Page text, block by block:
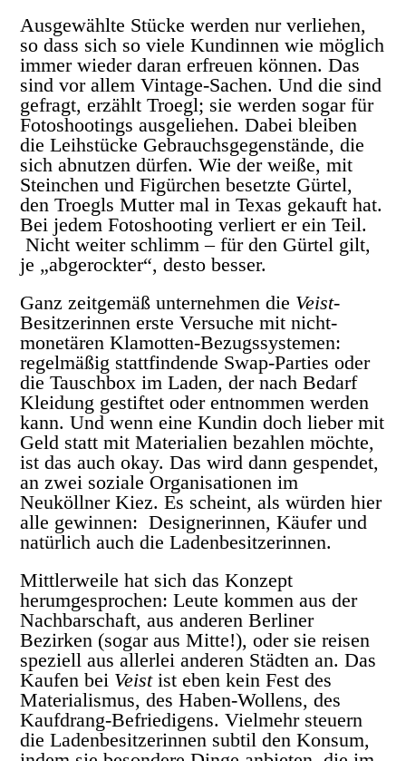
Ausgewählte Stücke werden nur verliehen,
so dass sich so viele Kundinnen wie möglich
immer wieder daran erfreuen können. Das
sind vor allem Vintage-Sachen. Und die sind
gefragt, erzählt Troegl; sie werden sogar für
Fotoshootings ausgeliehen. Dabei bleiben
die Leihstücke Gebrauchsgegenstände, die
sich abnutzen dürfen. Wie der weiße, mit
Steinchen und Figürchen besetzte Gürtel,
den Troegls Mutter mal in Texas gekauft hat.
Bei jedem Fotoshooting verliert er ein Teil.
Nicht weiter schlimm – für den Gürtel gilt,
je „abgerockter“, desto besser.
Ganz zeitgemäß unternehmen die Veist-
Besitzerinnen erste Versuche mit nicht-
monetären Klamotten-Bezugssystemen:
regelmäßig stattfindende Swap-Parties oder
die Tauschbox im Laden, der nach Bedarf
Kleidung gestiftet oder entnommen werden
kann. Und wenn eine Kundin doch lieber mit
Geld statt mit Materialien bezahlen möchte,
ist das auch okay. Das wird dann gespendet,
an zwei soziale Organisationen im
Neuköllner Kiez. Es scheint, als würden hier
alle gewinnen: Designerinnen, Käufer und
natürlich auch die Ladenbesitzerinnen.
Mittlerweile hat sich das Konzept
herumgesprochen: Leute kommen aus der
Nachbarschaft, aus anderen Berliner
Bezirken (sogar aus Mitte!), oder sie reisen
speziell aus allerlei anderen Städten an. Das
Kaufen bei Veistist eben kein Fest des
Materialismus, des Haben-Wollens, des
Kaufdrang-Befriedigens. Vielmehr steuern
die Ladenbesitzerinnen subtil den Konsum,